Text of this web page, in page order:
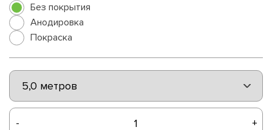
Без покрытия
Анодировка
Покраска
- +